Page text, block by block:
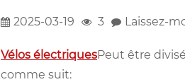
2025-03-19 3 Laissez-
Vélos électriquesPeut être
comme suit: